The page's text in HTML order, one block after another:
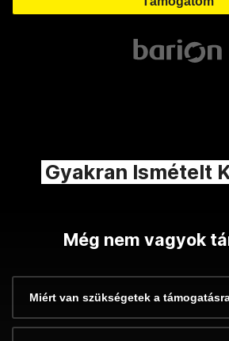
Gyakran Ismételt
Még nem vagyok
Miért van szükségetek a